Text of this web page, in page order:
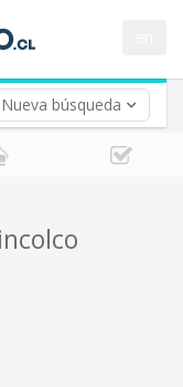
Nueva búsqueda